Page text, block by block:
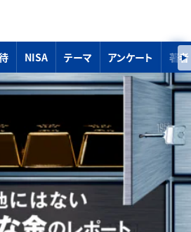
NISA テーマ アンケート 著者